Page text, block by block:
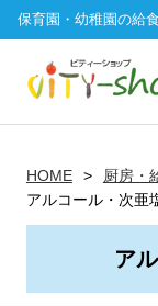
保育園・幼稚園の給
HOME 厨房・
アルコール・次亜
ア